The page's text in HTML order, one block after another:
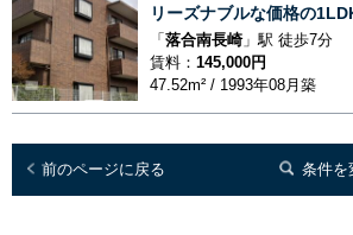
リーズナブルな価格の
「 落合南長崎」駅 徒歩7分
賃料： 145,000円
47.52m² / 1993年08月築
前のページに戻る 条件を